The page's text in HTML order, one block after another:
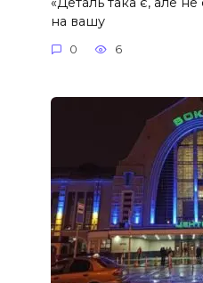
на вашу
0 6